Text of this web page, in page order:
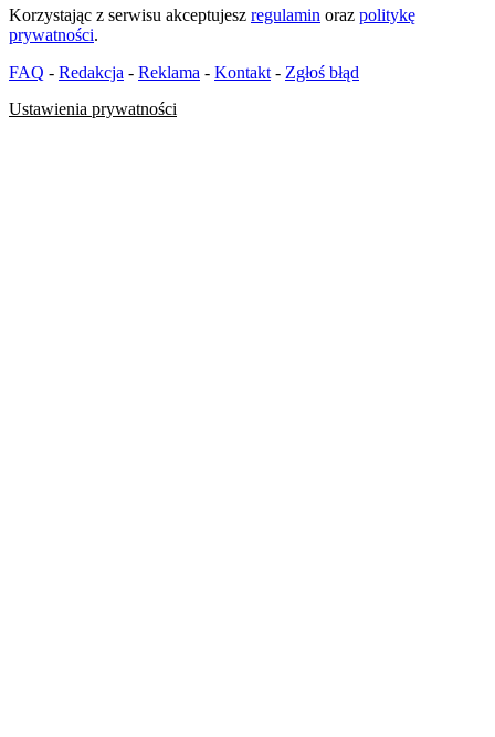
Korzystając z serwisu akceptujesz regulamin oraz politykę
prywatności.
FAQ - Redakcja - Reklama - Kontakt - Zgłoś błąd
Ustawienia prywatności